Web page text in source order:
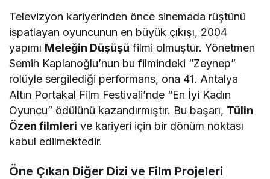
Televizyon kariyerinden önce sinemada rüştünü
ispatlayan oyuncunun en büyük çıkışı, 2004
yapımı Meleğin Düşüşü filmi olmuştur. Yönetmen
Semih Kaplanoğlu’nun bu filmindeki “Zeynep”
rolüyle sergilediği performans, ona 41. Antalya
Altın Portakal Film Festivali’nde “En İyi Kadın
Oyuncu” ödülünü kazandırmıştır. Bu başarı, Tülin
Özen filmleri ve kariyeri için bir dönüm noktası
kabul edilmektedir.
Öne Çıkan Diğer Dizi ve Film Projeleri